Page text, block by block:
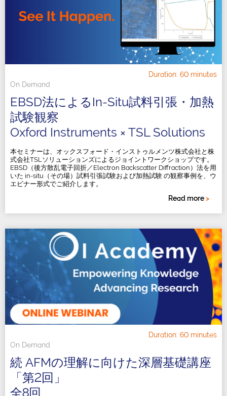
On Demand
Duration: 60 minutes
EBSD法によるIn-Situ試料引張・加熱
試験観察
Oxford Instruments × TSL Solutions
本セミナーは、オックスフォード・インストゥルメンツ株式会社と株
式会社TSLソリューションズによるジョイントワークショップです。
EBSD（後方散乱電子回折／Electron Backscatter Diffraction）法を用
いた in-situ（その場）試料引張試験および加熱試験 の観察事例を、ウ
エビナー形式でご紹介します。
Read more>
On Demand
Duration: 60 minutes
続 AFMの理解に向けた深層基礎講座
「第2回」
全8回